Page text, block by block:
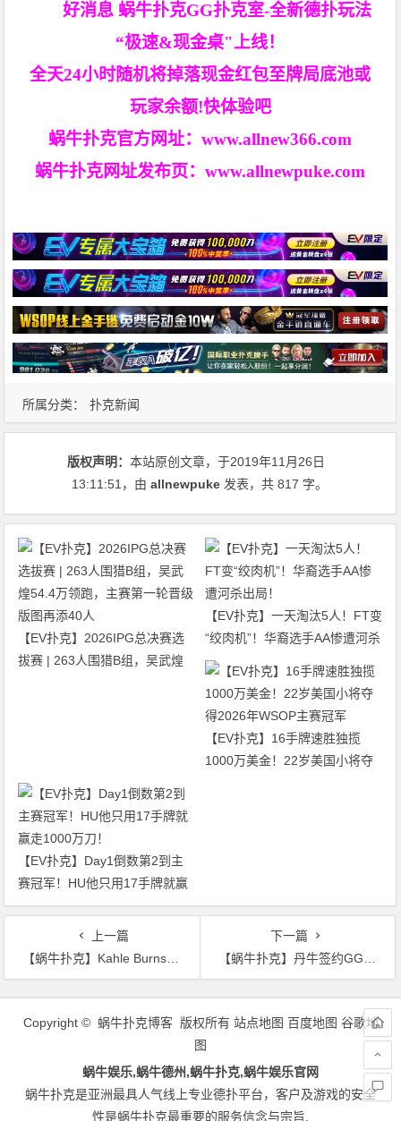
好消息 蜗牛扑克GG扑克室-全新德扑玩法
“极速&现金桌"上线！
全天24小时随机将掉落现金红包至牌局底池或
玩家余额!快体验吧
蜗牛扑克官方网址：www.allnew366.com
蜗牛扑克网址发布页：www.allnewpuke.com
所属分类： 扑克新闻
版权声明：本站原创文章，于2019年11月26日
13:11:51 ，由allnewpuke 发表，共 817 字。
【EV扑克】2026IPG总决赛选
拔赛 | 263人围猎B组，吴武煌
【EV扑克】一天淘汰5人！FT变
“绞肉机”！华裔选手AA惨遭河杀
出局！
【EV扑克】16手牌速胜独揽
1000万美金！22岁美国小将夺
【EV扑克】Day1倒数第2到主
赛冠军！HU他只用17手牌就赢
走1000万刀！
上一篇
【蜗牛扑克】Kahle Burns问鼎GPI年度玩家排行榜，Sean Winter紧随其后
下一篇
【蜗牛扑克】丹牛签约GGPoker担任其最新品牌代言人
文
Copyright © 蜗牛扑克博客 版权所有 站点地图 百度地图 谷歌地
图
蜗牛娱乐,蜗牛德州,蜗牛扑克,蜗牛娱乐官网
蜗牛扑克是亚洲最具人气线上专业德扑平台，客户及游戏的安全
性是蜗牛扑克最重要的服务信念与宗旨.